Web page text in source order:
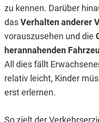
zu kennen. Darüber
dasVerhalten anderer
vorauszusehen und die
herannahenden
All dies fällt
relativ leicht, Kinder
erst erlernen.
So zielt der